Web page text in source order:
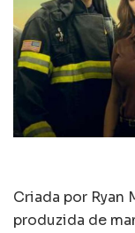
Criada por Ryan
produzida de